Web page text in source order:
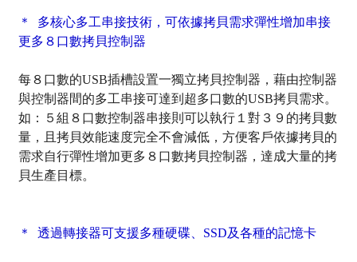
＊ 多核心多工串接技術，可依據拷貝需求彈性增加串接
更多８口數拷貝控制器
每８口數的USB插槽設置一獨立拷貝控制器，藉由控制器
與控制器間的多工串接可達到超多口數的USB拷貝需求。
如：５組８口數控制器串接則可以執行１對３９的拷貝數
量，且拷貝效能速度完全不會減低，方便客戶依據拷貝的
需求自行彈性增加更多８口數拷貝控制器，達成大量的拷
貝生產目標。
＊ 透過轉接器可支援多種硬碟、SSD及各種的記憶卡